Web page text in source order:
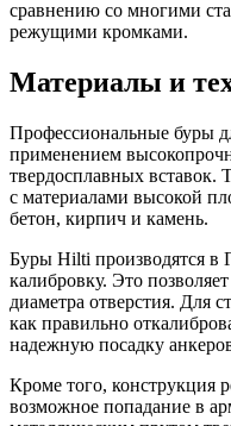
сравнению со многими
режущими кромками.
Материалы и
Профессиональные буры
применением
твердосплавных вставок.
с материалами высокой
бетон, кирпич и камень.
Буры Hilti производятся в
калибровку. Это
диаметра отверстия. Для
как правильно
надежную посадку
Кроме того, конструкция
возможное попадание в